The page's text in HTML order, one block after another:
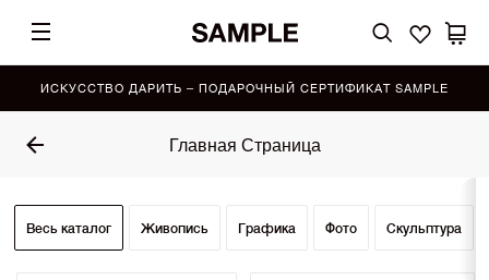
ИСКУССТВО ДАРИТЬ – ПОДАРОЧНЫЙ СЕРТИФИКАТ SAMPLE
Главная Страница
Весь каталог Живопись Графика Фото Скульптура